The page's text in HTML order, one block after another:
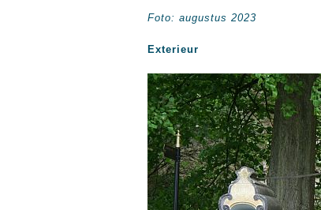
Foto: augustus 2023
Exterieur